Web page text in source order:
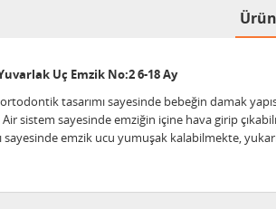
Uç Emzik No:2 6-18 Ay
tasarımı sayesinde bebeğin damak
sistem sayesinde emziğin içine hava girip
sayesinde emzik ucu yumuşak kalabilmekte,